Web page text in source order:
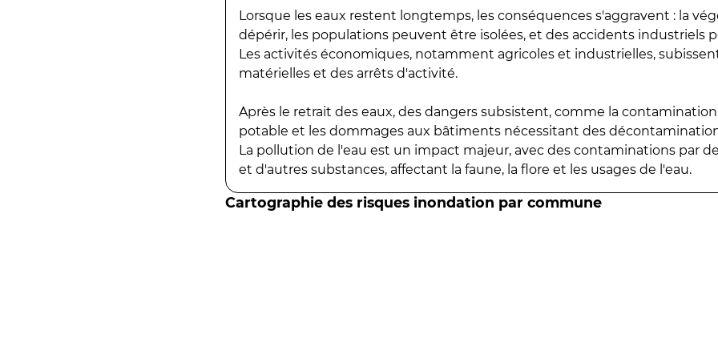
Lorsque les eaux restent longtemps, les conséquences s'aggravent : la
dépérir, les populations peuvent être isolées, et des accidents industriels
Les activités économiques, notamment agricoles et industrielles,
matérielles et des arrêts d'activité.
Après le retrait des eaux, des dangers subsistent, comme la
potable et les dommages aux bâtiments nécessitant des
La pollution de l'eau est un impact majeur, avec des contaminations par
et d'autres substances, affectant la faune, la flore et les usages de l'eau.
Cartographie des risques inondation par commune